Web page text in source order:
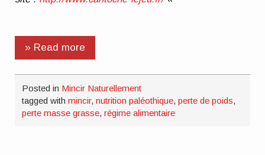
» Read more
Posted in Mincir Naturellement
tagged withmincir,nutrition paléothique,perte de poids,
perte masse grasse,régime alimentaire